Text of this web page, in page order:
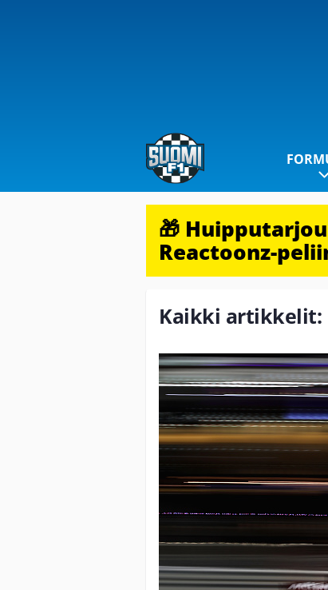
🎁
Reactoonz-
Kaikki artikkelit: